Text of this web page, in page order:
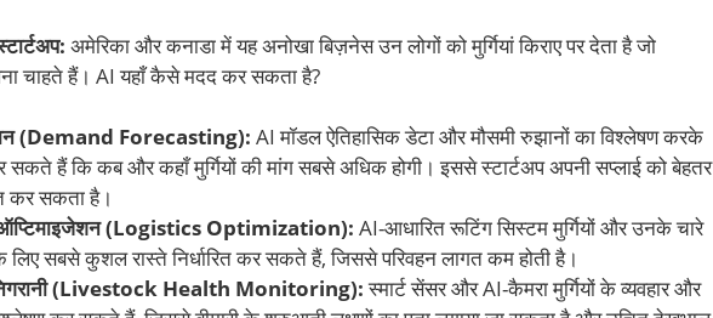
अमेरिका और कनाडा में यह अनोखा बिज़नेस उन लोगों को मुर्गियां किराए पर देता है जो
चाहते हैं। AI यहाँ कैसे मदद कर सकता है?
(Demand Forecasting): AI मॉडल ऐतिहासिक डेटा और मौसमी रुझानों का विश्लेषण करके
सकते हैं कि कब और कहाँ मुर्गियों की मांग सबसे अधिक होगी। इससे स्टार्टअप अपनी सप्लाई को बेहतर
कर सकता है।
ऑप्टिमाइजेशन (Logistics Optimization): AI-आधारित रूटिंग सिस्टम मुर्गियों और उनके चारे
लिए सबसे कुशल रास्ते निर्धारित कर सकते हैं, जिससे परिवहन लागत कम होती है।
(Livestock Health Monitoring):स्मार्ट सेंसर और AI-कैमरा मुर्गियों के व्यवहार और